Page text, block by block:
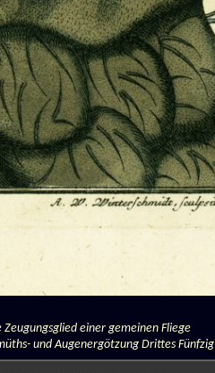
einer gemeinen Fliege
und Augenergötzung Drittes Fünfzig